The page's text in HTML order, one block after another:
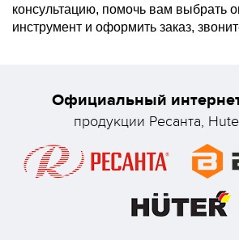
консультацию, помочь вам выбрать
инструмент и оформить заказ,
Официальный
продукции Ресанта,